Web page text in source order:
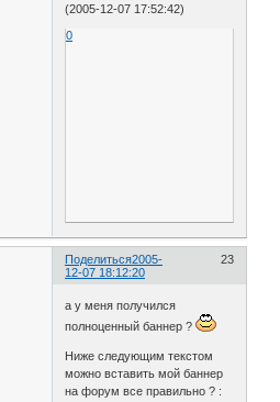
(2005-12-07 17:52:42)
0
Поделиться 23
2005-
12-07 18:12:20
а у меня получился
полноценный баннер ?
Ниже следующим текстом
можно вставить мой баннер
на форум все правильно ? :